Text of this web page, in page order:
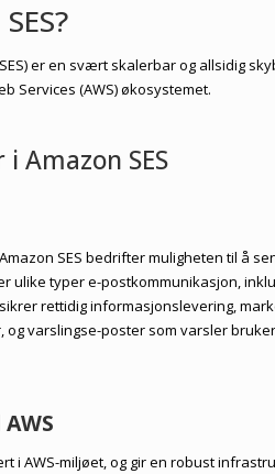
er en svært skalerbar og allsidig
Services (AWS) økosystemet.
Amazon SES
SES bedrifter muligheten til å
ulike typer e-postkommunikasjon,
rettidig informasjonslevering,
varslingse-poster som varsler
i AWS-miljøet, og gir en robust